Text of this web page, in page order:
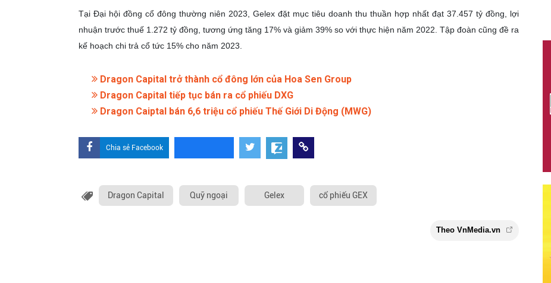
Tại Đại hội đồng cổ đông thường niên 2023, Gelex đặt mục tiêu doanh thu thuần hợp nhất đạt 37.457 tỷ đồng, lợi
nhuận trước thuế 1.272 tỷ đồng, tương ứng tăng 17% và giảm 39% so với thực hiện năm 2022. Tập đoàn cũng đề ra
kế hoạch chi trả cổ tức 15% cho năm 2023.
Dragon Capital trở thành cổ đông lớn của Hoa Sen Group
Dragon Capital tiếp tục bán ra cổ phiếu DXG
Dragon Caiptal bán 6,6 triệu cổ phiếu Thế Giới Di Động (MWG)
Chia sẻ Facebook
Dragon Capital Quỹ ngoại Gelex cổ phiếu GEX